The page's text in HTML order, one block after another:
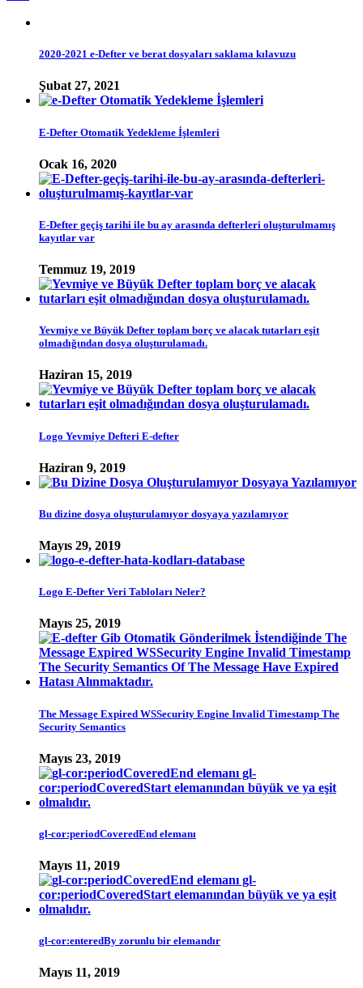
2020-2021 e-Defter ve berat dosyaları saklama kılavuzu
Şubat 27, 2021
E-Defter Otomatik Yedekleme İşlemleri
Ocak 16, 2020
E-Defter geçiş tarihi ile bu ay arasında defterleri oluşturulmamış
kayıtlar var
Temmuz 19, 2019
Yevmiye ve Büyük Defter toplam borç ve alacak tutarları eşit
olmadığından dosya oluşturulamadı.
Haziran 15, 2019
Logo Yevmiye Defteri E-defter
Haziran 9, 2019
Bu dizine dosya oluşturulamıyor dosyaya yazılamıyor
Mayıs 29, 2019
Logo E-Defter Veri Tabloları Neler?
Mayıs 25, 2019
The Message Expired WSSecurity Engine Invalid Timestamp The
Security Semantics
Mayıs 23, 2019
gl-cor:periodCoveredEnd elemanı
Mayıs 11, 2019
gl-cor:enteredBy zorunlu bir elemandır
Mayıs 11, 2019